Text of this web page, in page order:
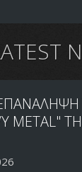
METAL"